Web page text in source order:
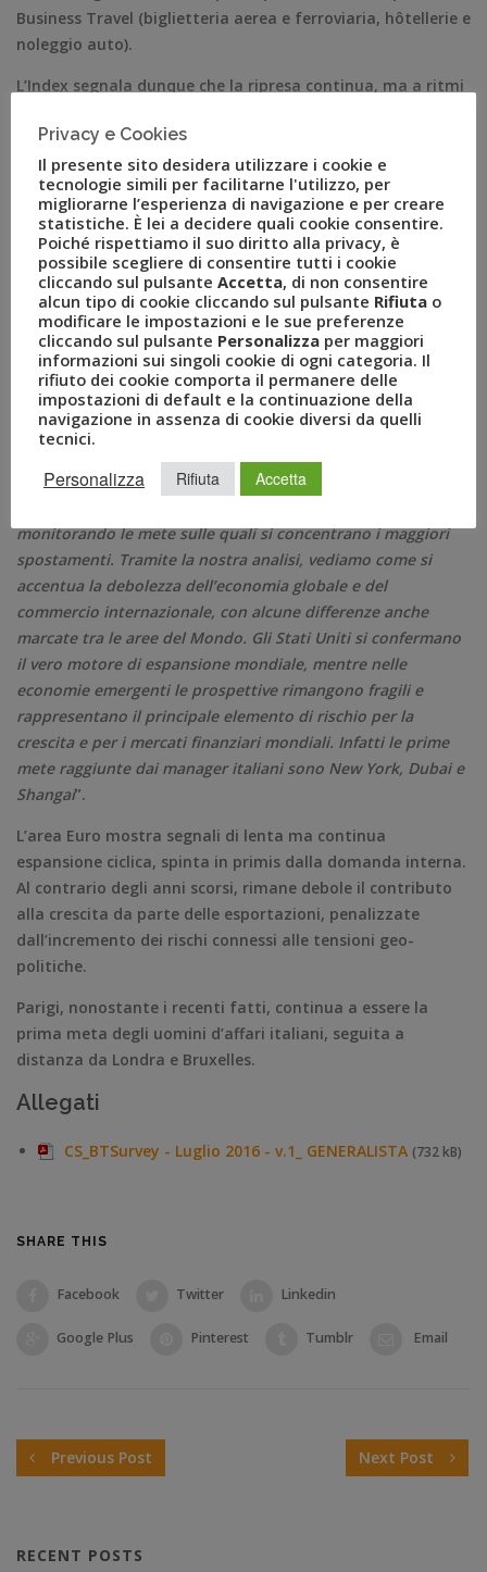
Business Travel (biglietteria aerea e ferroviaria, hôtellerie e
noleggio auto).
L’Index segnala dunque che la ripresa continua, ma a ritmi
diversi fattori, tra cui l’elevata volatilità sui mercati
finanziari di inizio anno, innescata dal tonfo dei mercati
asiatici, l’incertezza legata ai problemi del sistema
bancario italiano ma anche europeo, il calo della domanda
globale alimentato, in particolare, dalla caduta del prezzo
del petrolio, prima fonte di reddito per molti Paesi in via di
sviluppo. La Brexit ha inoltre aumentato il livello
d’incertezza sul futuro, con possibili ripercussioni negative
sugli investimenti e sul commercio.
La Business Travel Survey è in grado da anni – dichiara
che approfondita panoramica di quello che è lo scenario
monitorando le mete sulle quali si concentrano i maggiori
spostamenti. Tramite la nostra analisi, vediamo come si
accentua la debolezza dell’economia globale e del
commercio internazionale, con alcune differenze anche
marcate tra le aree del Mondo. Gli Stati Uniti si confermano
il vero motore di espansione mondiale, mentre nelle
economie emergenti le prospettive rimangono fragili e
rappresentano il principale elemento di rischio per la
crescita e per i mercati finanziari mondiali. Infatti le prime
mete raggiunte dai manager italiani sono New York, Dubai e
Shangai”.
L’area Euro mostra segnali di lenta ma continua
espansione ciclica, spinta in primis dalla domanda interna.
Al contrario degli anni scorsi, rimane debole il contributo
alla crescita da parte delle esportazioni, penalizzate
dall’incremento dei rischi connessi alle tensioni geo-
politiche.
Parigi, nonostante i recenti fatti, continua a essere la
prima meta degli uomini d’affari italiani, seguita a
distanza da Londra e Bruxelles.
Allegati
CS_BTSurvey - Luglio 2016 - v.1_ GENERALISTA (732 kB)
SHARE THIS
Facebook Twitter Linkedin
Google Plus Pinterest Tumblr Email
Previous Post Next Post
RECENT POSTS
Privacy e Cookies
Il presente sito desidera utilizzare i cookie e
tecnologie simili per facilitarne l'utilizzo, per
migliorarne l’esperienza di navigazione e per creare
statistiche. È lei a decidere quali cookie consentire.
Poiché rispettiamo il suo diritto alla privacy, è
possibile scegliere di consentire tutti i cookie
cliccando sul pulsante Accetta, di non consentire
alcun tipo di cookie cliccando sul pulsante Rifiuta o
modificare le impostazioni e le sue preferenze
cliccando sul pulsante Personalizza per maggiori
informazioni sui singoli cookie di ogni categoria. Il
rifiuto dei cookie comporta il permanere delle
impostazioni di default e la continuazione della
navigazione in assenza di cookie diversi da quelli
tecnici.
Personalizza Rifiuta Accetta